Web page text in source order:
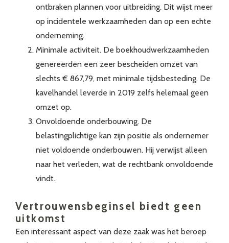
ontbraken plannen voor uitbreiding. Dit wijst meer
op incidentele werkzaamheden dan op een echte
onderneming.
Minimale activiteit. De boekhoudwerkzaamheden
genereerden een zeer bescheiden omzet van
slechts € 867,79, met minimale tijdsbesteding. De
kavelhandel leverde in 2019 zelfs helemaal geen
omzet op.
Onvoldoende onderbouwing. De
belastingplichtige kan zijn positie als ondernemer
niet voldoende onderbouwen. Hij verwijst alleen
naar het verleden, wat de rechtbank onvoldoende
vindt.
Vertrouwensbeginsel biedt geen
uitkomst
Een interessant aspect van deze zaak was het beroep